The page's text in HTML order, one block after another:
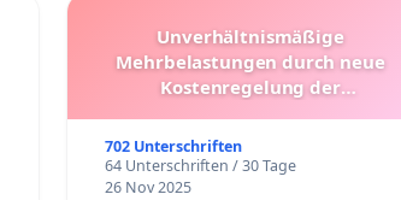
Unverhältnismäßige
Mehrbelastungen durch neue
Kostenregelung der
Überprüfung und Alternativen
702 Unterschriften
64 Unterschriften / 30 Tage
26 Nov 2025